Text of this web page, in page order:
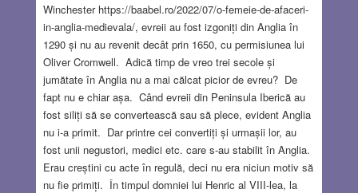
Winchester https://baabel.ro/2022/07/o-femeie-de-afaceri-
in-anglia-medievala/, evreii au fost izgoniți din Anglia în
1290 și nu au revenit decât prin 1650, cu permisiunea lui
Oliver Cromwell. Adică timp de vreo trei secole și
jumătate în Anglia nu a mai călcat picior de evreu? De
fapt nu e chiar așa. Când evreii din Peninsula Iberică au
fost siliți să se convertească sau să plece, evident Anglia
nu i-a primit. Dar printre cei convertiți și urmașii lor, au
fost unii negustori, medici etc. care s-au stabilit în Anglia.
Erau creștini cu acte în regulă, deci nu era niciun motiv să
nu fie primiți. În timpul domniei lui Henric al VIII-lea, la